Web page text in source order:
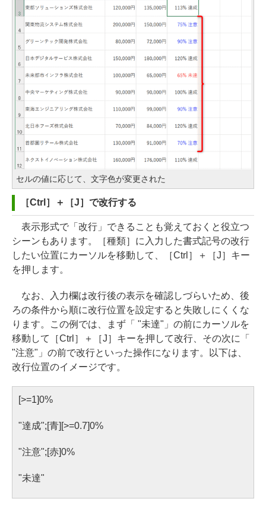
セルの値に応じて、文字色が変更された
［Ctrl］＋［J］で改行する
表示形式で「改行」できることも覚えておくと役立つ
シーンもあります。［種類］に入力した書式記号の改行
したい位置にカーソルを移動して、［Ctrl］＋［J］キー
を押します。
なお、入力欄は改行後の表示を確認しづらいため、後
ろの条件から順に改行位置を設定すると失敗しにくくな
ります。この例では、まず「 "未達"」の前にカーソルを
移動して［Ctrl］＋［J］キーを押して改行、その次に「
"注意"」の前で改行といった操作になります。以下は、
改行位置のイメージです。
[>=1]0%
"達成";[青][>=0.7]0%
"注意";[赤]0%
"未達"